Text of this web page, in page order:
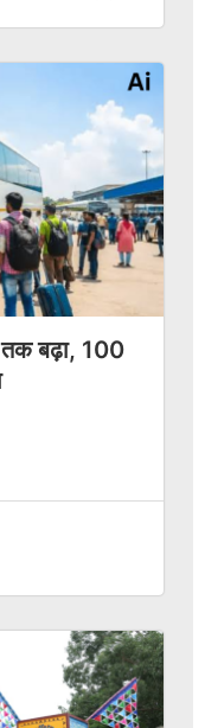
तक बढ़ा, 100